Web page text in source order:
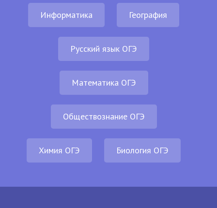
Информатика География
Русский язык ОГЭ
Математика ОГЭ
Обществознание ОГЭ
Химия ОГЭ Биология ОГЭ